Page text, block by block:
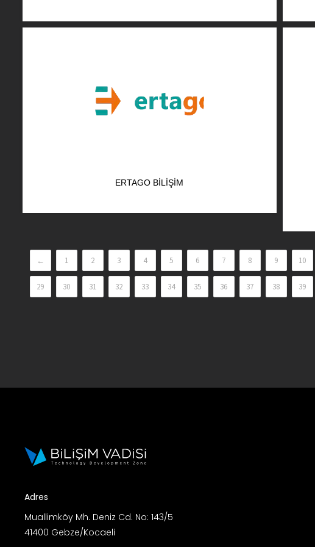
ERTAGO BILIŞIM
← 1 2 3 4 5 6 7 8 9 10
29 30 31 32 33 34 35 36 37 38 39
Adres
Muallimköy Mh. Deniz Cd. No: 143/5
41400 Gebze/Kocaeli